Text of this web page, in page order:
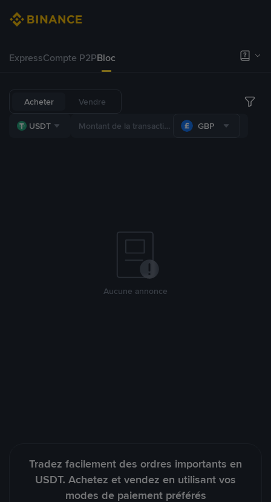
ExpressCompte P2PBloc
Acheter Vendre
USDT GBP
Aucune annonce
Tradez facilement des ordres importants en
USDT. Achetez et vendez en utilisant vos
modes de paiement préférés